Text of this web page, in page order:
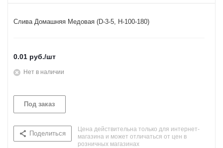
Слива Домашняя Медовая (D-3-5, Н-100-180)
0.01 руб./шт
Нет в наличии
Под заказ
Поделиться
Цена действительна только для интернет-
магазина и может отличаться от цен в
розничных магазинах